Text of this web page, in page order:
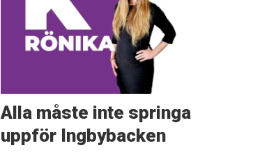
Alla måste inte springa
uppför Ingbybacken